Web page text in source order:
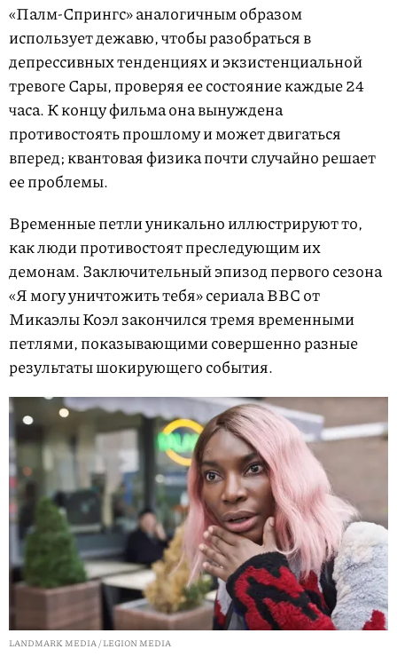
«Палм-Спрингс» аналогичным образом
использует дежавю, чтобы разобраться в
депрессивных тенденциях и экзистенциальной
тревоге Сары, проверяя ее состояние каждые 24
часа. К концу фильма она вынуждена
противостоять прошлому и может двигаться
вперед; квантовая физика почти случайно решает
ее проблемы.
Временные петли уникально иллюстрируют то,
как люди противостоят преследующим их
демонам. Заключительный эпизод первого сезона
«Я могу уничтожить тебя» сериала BBC от
Микаэлы Коэл закончился тремя временными
петлями, показывающими совершенно разные
результаты шокирующего события.
LANDMARK MEDIA / LEGION MEDIA